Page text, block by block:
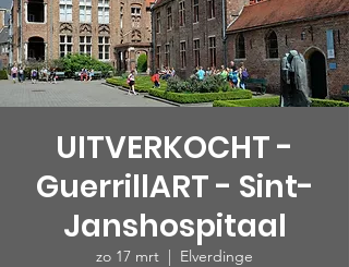
UITVERKOCHT -
GuerrillART - Sint-
Janshospitaal
zo 17 mrt
  |
Elverdinge